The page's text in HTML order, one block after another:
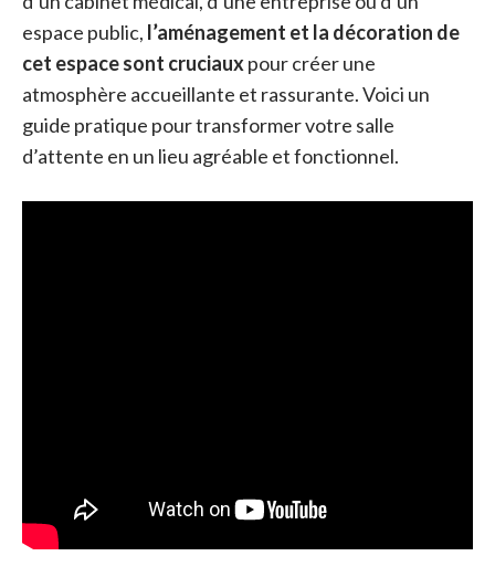
espace public, l’aménagement et la décoration de
cet espace sont cruciaux pour créer une
atmosphère accueillante et rassurante. Voici un
guide pratique pour transformer votre salle
d’attente en un lieu agréable et fonctionnel.